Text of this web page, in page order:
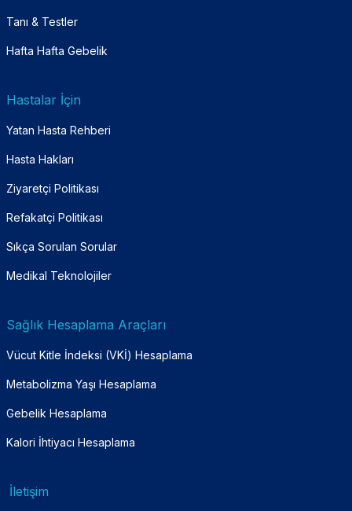
Tanı & Testler
Hafta Hafta Gebelik
Hastalar İçin
Yatan Hasta Rehberi
Hasta Hakları
Ziyaretçi Politikası
Refakatçi Politikası
Sıkça Sorulan Sorular
Medikal Teknolojiler
Sağlık Hesaplama Araçları
Vücut Kitle İndeksi (VKİ) Hesaplama
Metabolizma Yaşı Hesaplama
Gebelik Hesaplama
Kalori İhtiyacı Hesaplama
İletişim